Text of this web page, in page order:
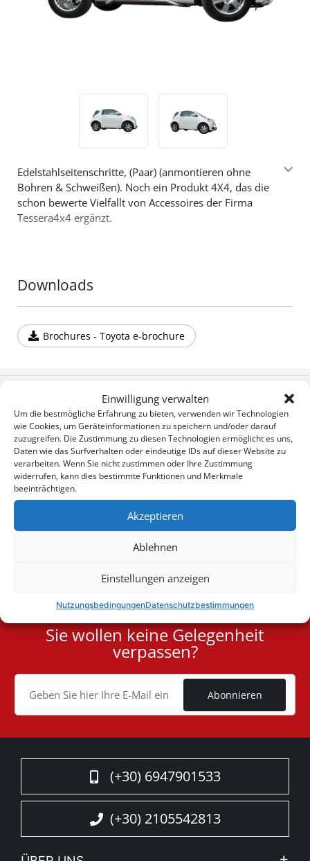
Einwilligung verwalten
Um die bestmögliche Erfahrung zu bieten, verwenden wir Technologien
wie Cookies, um Geräteinformationen zu speichern und/oder darauf
zuzugreifen. Die Zustimmung zu diesen Technologien ermöglicht es uns,
Daten wie das Surfverhalten oder eindeutige IDs auf dieser Website zu
verarbeiten. Wenn Sie nicht zustimmen oder Ihre Zustimmung
widerrufen, kann dies bestimmte Funktionen und Merkmale
beeinträchtigen.
Akzeptieren
Ablehnen
Einstellungen anzeigen
NutzungsbedingungenDatenschutzbestimmungen
Edelstahlseitenschritte, (Paar) (anmontieren ohne
Bohren & Schweißen). Noch ein Produkt 4X4, das die
schon bewerte Vielfallt von Accessoires der Firma
Tessera4x4 ergänzt.
Downloads
Brochures - Toyota e-brochure
Konfigurator
Broschüre und Handbücher
herunterladen
Unternehmensnachrichten
User
Cookie
Sie wollen keine Gelegenheit
verpassen?
Abonnieren
(+30) 6947901533
(+30) 2105542813